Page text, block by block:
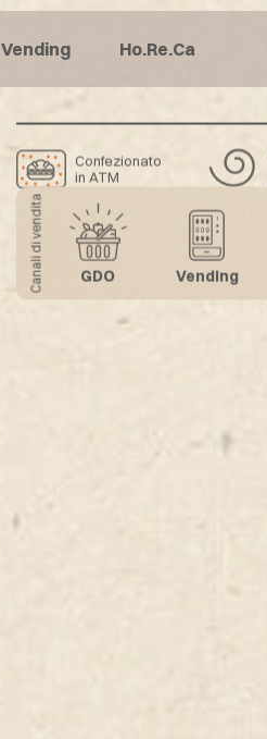
Vending
Ho.Re.Ca
Confezionato
in ATM
Scopri di più
Scopri di più
Canali di vendita GDO Vending